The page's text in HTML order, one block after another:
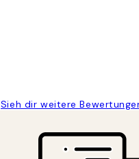
Sieh dir weitere